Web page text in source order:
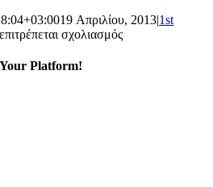
19 Απριλίου, 2013|1st
σχολιασμόςστο
Platform!